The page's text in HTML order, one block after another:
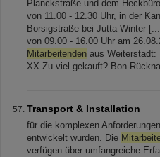
Planckstraße und dem
von 11.00 - 12.30 Uhr, in der
Borsigstraße bei Jutta Winter
von 09.00 - 16.00 Uhr am
Mitarbeitenden aus Weiterstadt:
XX Zu viel gekauft? Bon-
Transport & Installation
für die komplexen
entwickelt wurden. Die
verfügen über umfangreiche